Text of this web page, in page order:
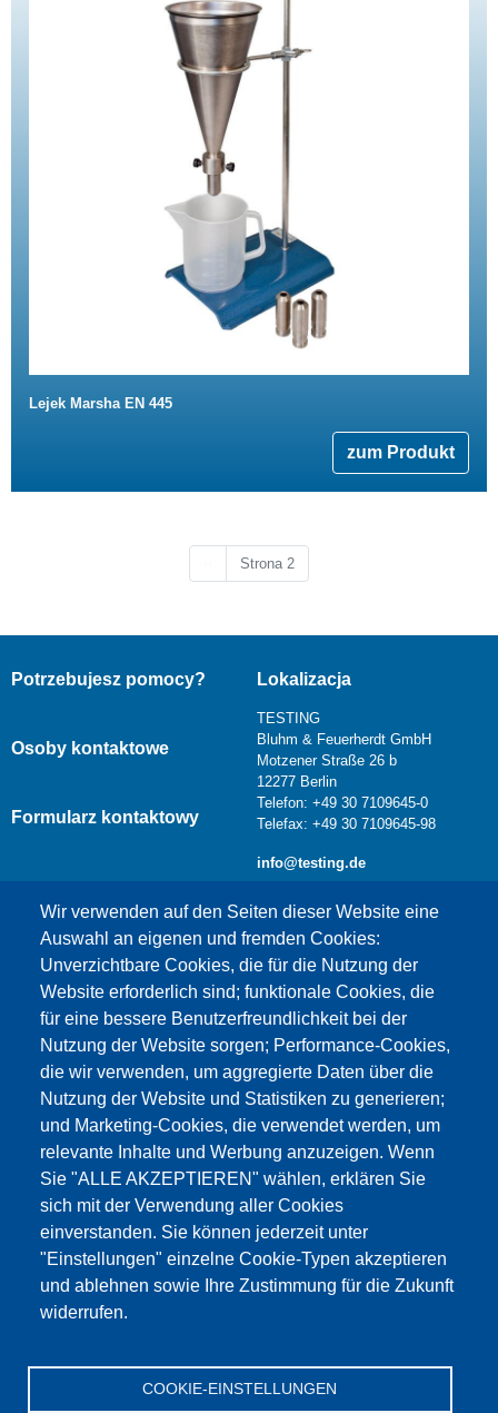
Lejek Marsha EN 445
zum Produkt
Poprzednia strona
Strona 2
Wir verwenden auf den Seiten dieser Website eine
Auswahl an eigenen und fremden Cookies:
Unverzichtbare Cookies, die für die Nutzung der
Website erforderlich sind; funktionale Cookies, die
für eine bessere Benutzerfreundlichkeit bei der
Nutzung der Website sorgen; Performance-Cookies,
die wir verwenden, um aggregierte Daten über die
Nutzung der Website und Statistiken zu generieren;
und Marketing-Cookies, die verwendet werden, um
relevante Inhalte und Werbung anzuzeigen. Wenn
Sie "ALLE AKZEPTIEREN" wählen, erklären Sie
sich mit der Verwendung aller Cookies
einverstanden. Sie können jederzeit unter
"Einstellungen" einzelne Cookie-Typen akzeptieren
und ablehnen sowie Ihre Zustimmung für die Zukunft
widerrufen.
COOKIE-EINSTELLUNGEN
Potrzebujesz pomocy?
Osoby kontaktowe
Formularz kontaktowy
Lokalizacja
TESTING
Bluhm & Feuerherdt GmbH
Motzener Straße 26 b
12277 Berlin
Telefon: +49 30 7109645-0
Telefax: +49 30 7109645-98
info@testing.de
Dieser Inhalt ist blockiert, da die Google Maps
Cookies nicht akzeptiert wurden.
NUR DIE GOOGLE MAPS COOKIES
AKZEPTIEREN.
Alle Cookies akzeptieren